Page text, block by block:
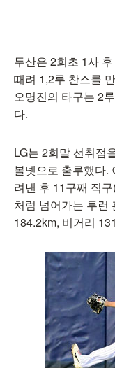
두산은 2회초 1사
때려 1,2루 찬스를
오명진의 타구는 2
다.
LG는 2회말 선취점
볼넷으로 출루했다.
려낸 후 11구째 직
처럼 넘어가는 투런
184.2km, 비거리